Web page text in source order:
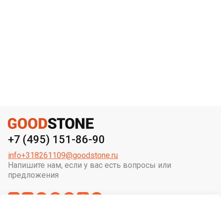
+7 (495) 151-86-90
Напишите нам, если у вас есть вопросы или
предложения
info+318261109@goodstone.ru